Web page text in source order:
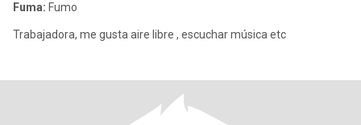
Fuma: Fumo
Trabajadora, me gusta aire libre , escuchar música etc